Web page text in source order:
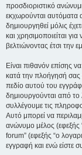
προσδιοριστικό
εκχωρούνται αυτόματα
δημιουργηθεί μόλις
και χρησιμοποιείται
βελτιώνοντας έτσι την
Είναι πιθανόν επίσης
κατά την πλοήγησή σας
πεδίο αυτού του
δημιουργούνται από
συλλέγουμε τις
Αυτό μπορεί να
ανώνυμο μέλος (εφεξής
forum” (εφεξής “ο
εγγραφή και ενώ είστε